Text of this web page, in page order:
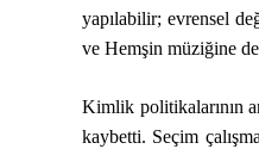
yapılabilir; evrensel
ve Hemşin müziğine
Kimlik politikalarının
kaybetti. Seçim